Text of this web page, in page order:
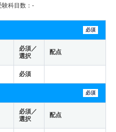
科目数：-
必須
必須／
選択
配点
必須
必須
必須／
選択
配点